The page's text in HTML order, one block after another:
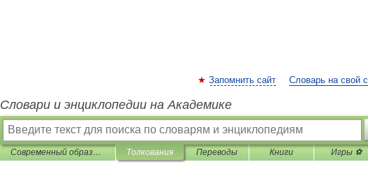
Запомнить сайт Словарь на свой
Словари и энциклопедии на Академике
Современный образовательный процесс: основные понятия и термины Толкования Переводы Книги Игры ⚽